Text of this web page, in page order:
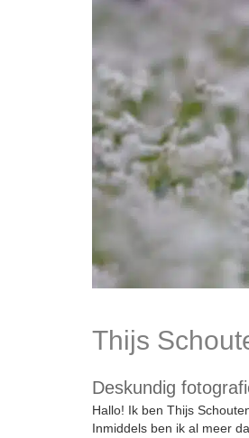
Thijs
Deskundig
Hallo! Ik ben Thijs
Inmiddels ben ik al meer